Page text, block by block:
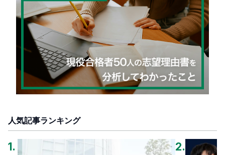
人気記事ランキング
1 . 2.